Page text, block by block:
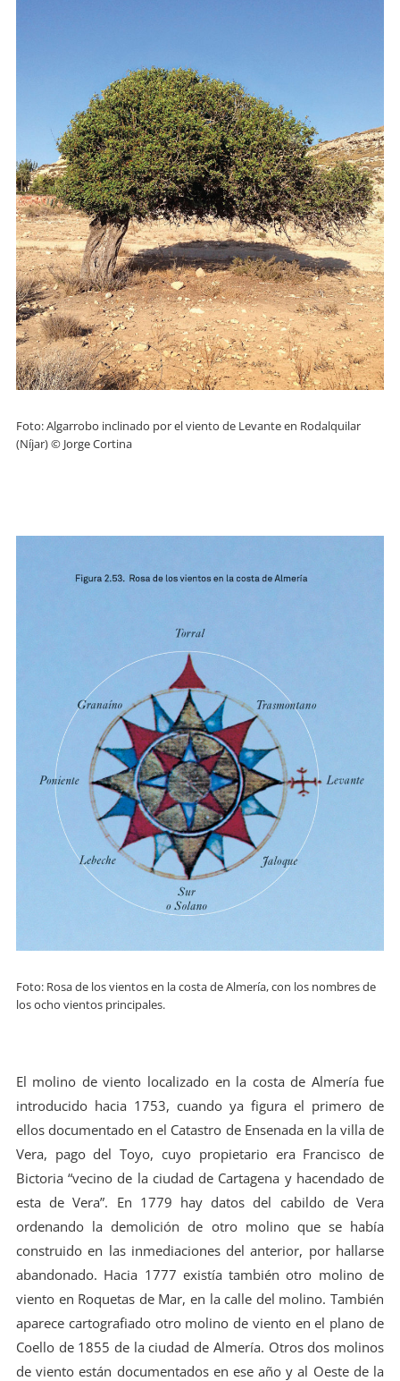
Foto: Algarrobo inclinado por el viento de Levante en Rodalquilar
(Níjar) © Jorge Cortina
Foto: Rosa de los vientos en la costa de Almería, con los nombres de
los ocho vientos principales.
El molino de viento localizado en la costa de Almería fue
introducido hacia 1753, cuando ya figura el primero de
ellos documentado en el Catastro de Ensenada en la villa de
Vera, pago del Toyo, cuyo propietario era Francisco de
Bictoria “vecino de la ciudad de Cartagena y hacendado de
esta de Vera”. En 1779 hay datos del cabildo de Vera
ordenando la demolición de otro molino que se había
construido en las inmediaciones del anterior, por hallarse
abandonado. Hacia 1777 existía también otro molino de
viento en Roquetas de Mar, en la calle del molino. También
aparece cartografiado otro molino de viento en el plano de
Coello de 1855 de la ciudad de Almería. Otros dos molinos
de viento están documentados en ese año y al Oeste de la